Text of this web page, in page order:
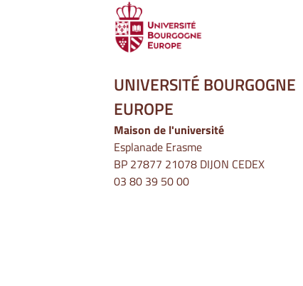
UNIVERSITÉ BOURGOGNE
EUROPE
Maison de l'université
Esplanade Erasme
BP 27877 21078 DIJON CEDEX
03 80 39 50 00